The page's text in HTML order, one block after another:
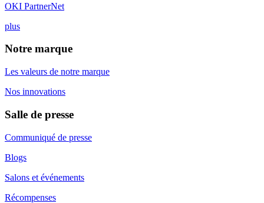
OKI PartnerNet
plus
Notre marque
Les valeurs de notre marque
Nos innovations
Salle de presse
Communiqué de presse
Blogs
Salons et événements
Récompenses